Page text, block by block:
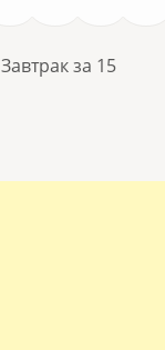
Завтрак за 15